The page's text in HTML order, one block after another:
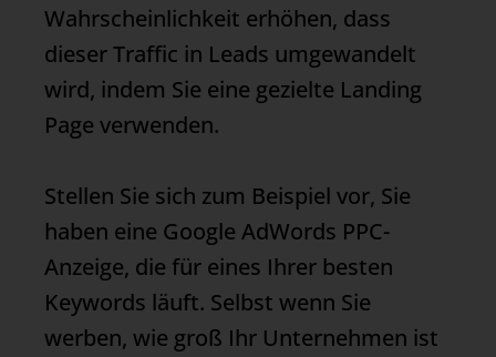
Wahrscheinlichkeit erhöhen, dass
dieserTraffic in Leads umgewandelt
wird, indem Sie eine gezielte Landing
Page verwenden.
Stellen Sie sich zum Beispiel vor, Sie
haben eine Google AdWords PPC-
Anzeige, die für eines Ihrer besten
Keywords läuft. Selbst wenn Sie
werben, wie groß Ihr Unternehmen ist